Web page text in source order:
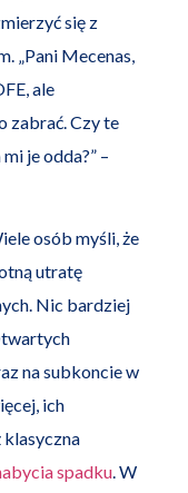
się z
„Pani Mecenas,
ale
zabrać. Czy te
je odda?” –
osób myśli, że
utratę
Nic bardziej
na subkoncie w
ich
klasyczna
spadku. W